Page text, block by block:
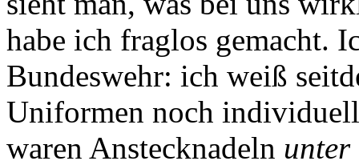
habe ich fraglos gemacht.
Bundeswehr: ich weiß
Uniformen noch
waren Anstecknadeln unter